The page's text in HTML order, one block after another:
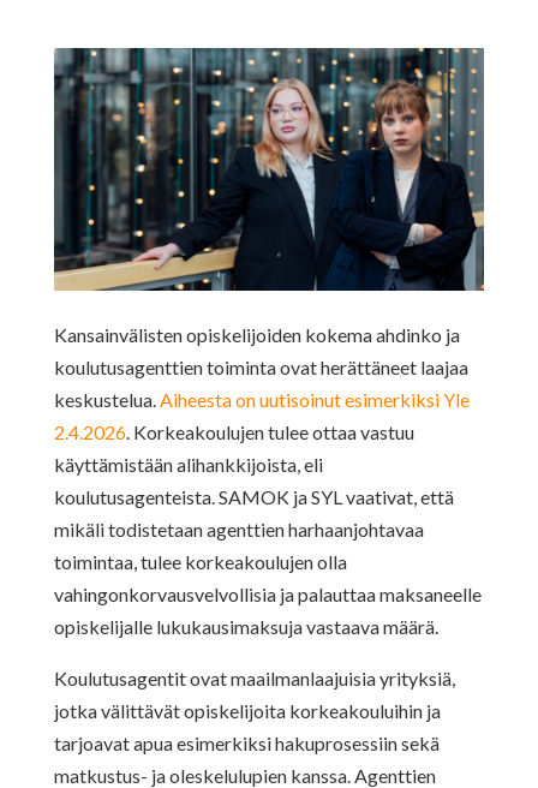
Kansainvälisten opiskelijoiden kokema ahdinko ja
koulutusagenttien toiminta ovat herättäneet laajaa
keskustelua. Aiheesta on uutisoinut esimerkiksi Yle
2.4.2026. Korkeakoulujen tulee ottaa vastuu
käyttämistään alihankkijoista, eli
koulutusagenteista. SAMOK ja SYL vaativat, että
mikäli todistetaan agenttien harhaanjohtavaa
toimintaa, tulee korkeakoulujen olla
vahingonkorvausvelvollisia ja palauttaa maksaneelle
opiskelijalle lukukausimaksuja vastaava määrä.
Koulutusagentit ovat maailmanlaajuisia yrityksiä,
jotka välittävät opiskelijoita korkeakouluihin ja
tarjoavat apua esimerkiksi hakuprosessiin sekä
matkustus- ja oleskelulupien kanssa. Agenttien